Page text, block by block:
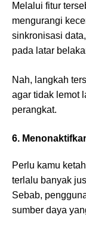
Melalui fitur
mengurangi
sinkronisasi
pada latar
Nah, langkah
agar tidak lemot
perangkat.
6.
Perlu kamu
terlalu banyak
Sebab,
sumber daya